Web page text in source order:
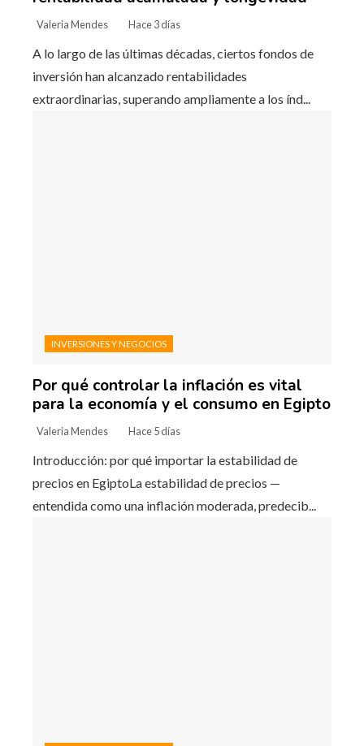
Valeria Mendes Hace 3 días
A lo largo de las últimas décadas, ciertos fondos de
inversión han alcanzado rentabilidades
extraordinarias, superando ampliamente a los índ...
INVERSIONES Y NEGOCIOS
Por qué controlar la inflación es vital
para la economía y el consumo en Egipto
Valeria Mendes Hace 5 días
Introducción: por qué importar la estabilidad de
precios en EgiptoLa estabilidad de precios —
entendida como una inflación moderada, predecib...